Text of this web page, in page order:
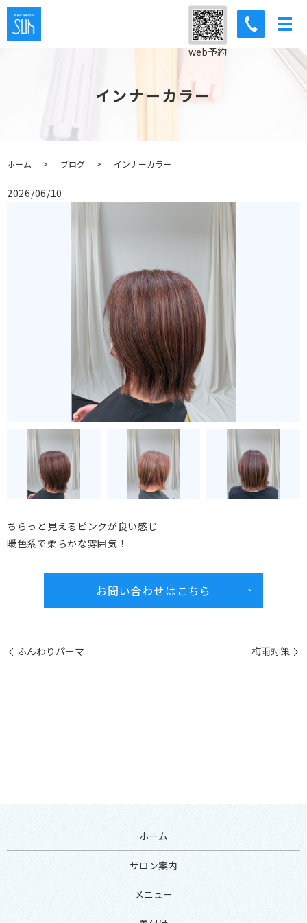
web予約
インナーカラー
ホーム ブログ インナーカラー
2026/06/10
ちらっと見えるピンクが良い感じ
暖色系で柔らかな雰囲気！
お問い合わせはこちら
ふんわりパーマ 梅雨対策
ホーム
サロン案内
メニュー